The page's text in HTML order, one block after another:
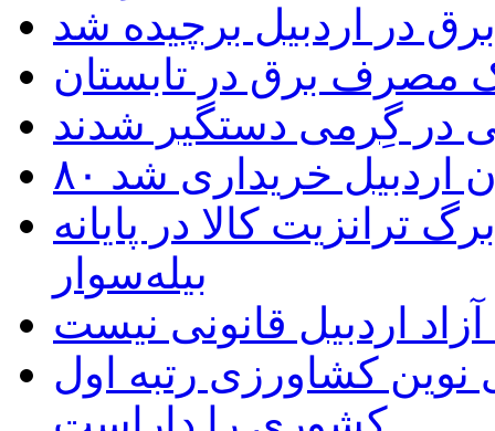
مصرف برق در تابستان
در گِرمی دستگیر شدند
اردبیل خریداری شد
کالا در پایانه
بیله‌سوار
اردبیل قانونی نیست
نوین کشاورزی رتبه اول